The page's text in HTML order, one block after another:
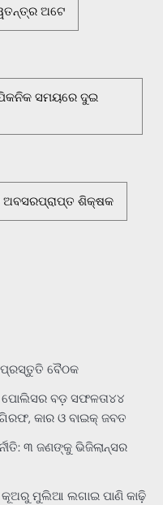
ଅଟେ
ପିକନିକ ସମୟରେ ଦୁଇ
ଅବସରପ୍ରାପ୍ତ ଶିକ୍ଷକ
ପ୍ରସ୍ତୁତି ବୈଠକ
ବଡ଼ ସଫଳତା୪୪
କାର ଓ ବାଇକ୍ ଜବତ
୩ ଜଣଙ୍କୁ ଭିଜିଲାନ୍ସର
କୂଅରୁ ମୁଲିଆ ଲଗାଇ ପାଣି କାଢ଼ି